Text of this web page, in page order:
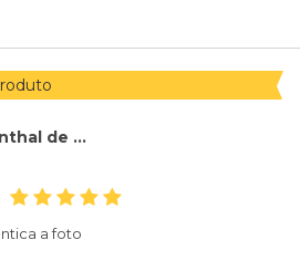
Juliana Jorgetti Rosenthal de Barros
a foto